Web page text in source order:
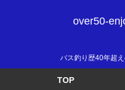
over50-
バス釣り歴40年超
TOP